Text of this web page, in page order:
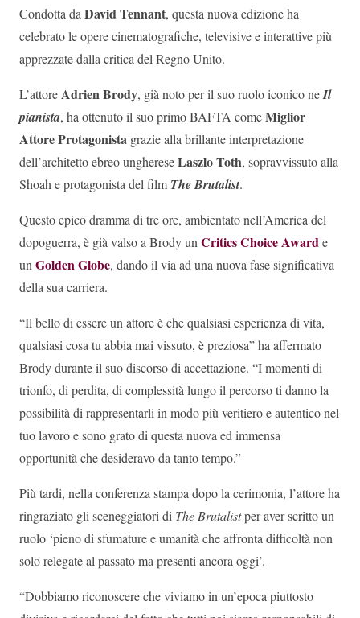
Condotta daDavid Tennant, questa nuova edizione ha
celebrato le opere cinematografiche, televisive e interattive più
apprezzate dalla critica del Regno Unito.
L’attoreAdrien Brody, già noto per il suo ruolo iconico neIl
pianista, ha ottenuto il suo primo BAFTA comeMiglior
Attore Protagonista grazie alla brillante interpretazione
dell’architetto ebreo unghereseLaszlo Toth, sopravvissuto alla
Shoah e protagonista del film The Brutalist.
Questo epico dramma di tre ore, ambientato nell’America del
dopoguerra, è già valso a Brody unCritics Choice Awarde
unGolden Globe, dando il via ad una nuova fase significativa
della sua carriera.
“Il bello di essere un attore è che qualsiasi esperienza di vita,
qualsiasi cosa tu abbia mai vissuto, è preziosa” ha affermato
Brody durante il suo discorso di accettazione. “I momenti di
trionfo, di perdita, di complessità lungo il percorso ti danno la
possibilità di rappresentarli in modo più veritiero e autentico nel
tuo lavoro e sono grato di questa nuova ed immensa
opportunità che desideravo da tanto tempo.”
Più tardi, nella conferenza stampa dopo la cerimonia, l’attore ha
ringraziato gli sceneggiatori di The Brutalistper aver scritto un
ruolo ‘pieno di sfumature e umanità che affronta difficoltà non
solo relegate al passato ma presenti ancora oggi’.
“Dobbiamo riconoscere che viviamo in un’epoca piuttosto